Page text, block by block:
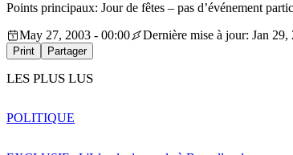
Points principaux: Jour de fêtes – pas d’événement
May 27, 2003 - 00:00
Dernière mise à jour: Jan 29,
Print Partager
LES PLUS LUS
POLITIQUE